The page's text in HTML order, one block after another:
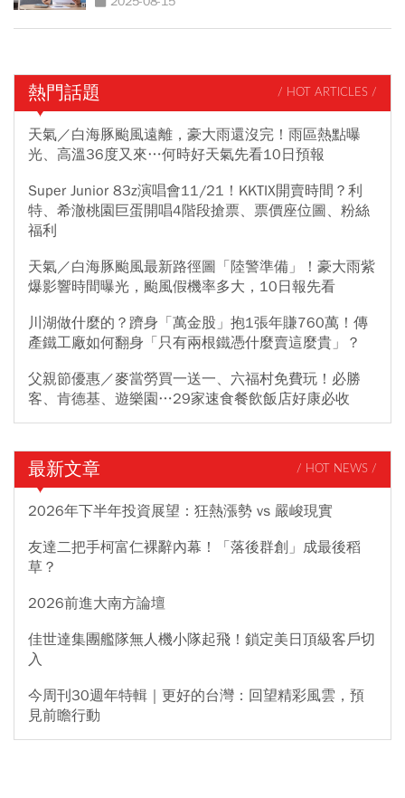
熱門話題 / HOT ARTICLES /
天氣／白海豚颱風遠離，豪大雨還沒完！雨區熱點曝
光、高溫36度又來…何時好天氣先看10日預報
Super Junior 83z演唱會11/21！KKTIX開賣時間？利
特、希澈桃園巨蛋開唱4階段搶票、票價座位圖、粉絲
福利
天氣／白海豚颱風最新路徑圖「陸警準備」！豪大雨紫
爆影響時間曝光，颱風假機率多大，10日報先看
川湖做什麼的？躋身「萬金股」抱1張年賺760萬！傳
產鐵工廠如何翻身「只有兩根鐵憑什麼賣這麼貴」？
父親節優惠／麥當勞買一送一、六福村免費玩！必勝
客、肯德基、遊樂園…29家速食餐飲飯店好康必收
最新文章 / HOT NEWS /
2026年下半年投資展望：狂熱漲勢 vs 嚴峻現實
友達二把手柯富仁裸辭內幕！「落後群創」成最後稻
草？
2026前進大南方論壇
佳世達集團艦隊無人機小隊起飛！鎖定美日頂級客戶切
入
今周刊30週年特輯｜更好的台灣：回望精彩風雲，預
見前瞻行動